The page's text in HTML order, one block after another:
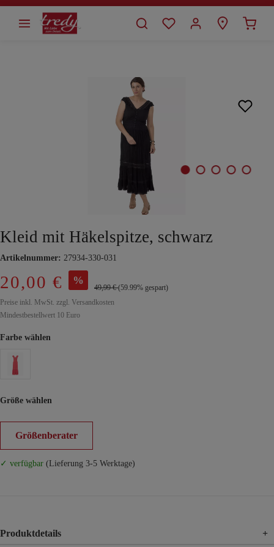
springen
Kleid mit Häkelspitze, schwarz
Artikelnummer: 27934-330-031
20,00 € %
49,99 €(59.99% gespart)
Preise inkl. MwSt. zzgl. Versandkosten
Mindestbestellwert 10 Euro
Farbe wählen
Größe wählen
Größenberater
✓ verfügbar (Lieferung 3-5 Werktage)
Produktdetails +